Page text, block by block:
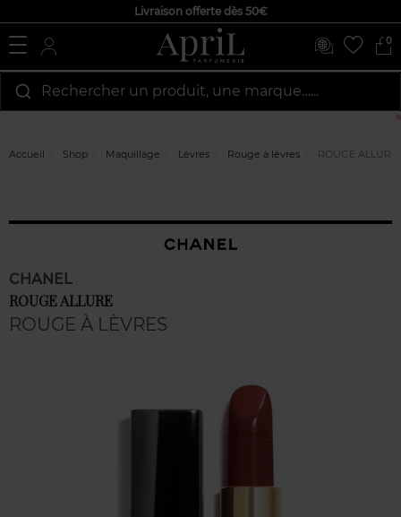
Livraison offerte dès 50€
0
Rechercher un produit, une marque…...
Accueil Shop Maquillage Lèvres Rouge à lèvres ROUGE ALLURE
CHANEL
ROUGE ALLURE
ROUGE À LÈVRES